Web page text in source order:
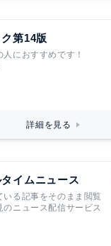
第14版
におすすめです！
詳細を見る
イムニュース
いる記事をそのまま閲覧
ニュース配信サービス